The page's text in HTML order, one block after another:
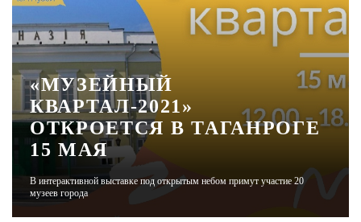
СТИЛЬ ЖИЗНИ
ХАЙП
ЧЕЛОВЕК ОСОБЕННЫЙ
АФИША
«МУЗЕЙНЫЙ
КВАРТАЛ-2021»
ОТКРОЕТСЯ В ТАГАНРОГЕ
15 МАЯ
В интерактивной выставке под открытым небом примут участие 20
музеев города